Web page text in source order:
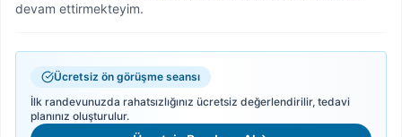
devam ettirmekteyim.
Ücretsiz ön görüşme seansı
İlk randevunuzda rahatsızlığınız ücretsiz değerlendirilir, tedavi
planınız oluşturulur.